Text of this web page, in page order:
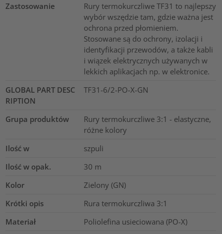
Zastosowanie
Rury termokurczliwe TF31 to najlepszy
wybór wszędzie tam, gdzie ważna jest
ochrona przed płomieniem.
Stosowane są do ochrony, izolacji i
identyfikacji przewodów, a także kabli
i wiązek elektrycznych używanych w
lekkich aplikacjach np. w elektronice.
GLOBAL PART DESC
RIPTION
TF31-6/2-PO-X-GN
Grupa produktów
Rury termokurczliwe 3:1 - elastyczne,
różne kolory
Ilość w
szpuli
Ilość w opak.
30 m
Kolor
Zielony (GN)
Krótki opis
Rura termokurczliwa 3:1
Materiał
Poliolefina usieciowana (PO-X)